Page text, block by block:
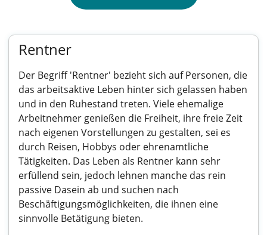
Rentner
Der Begriff 'Rentner' bezieht sich auf Personen, die
das arbeitsaktive Leben hinter sich gelassen haben
und in den Ruhestand treten. Viele ehemalige
Arbeitnehmer genießen die Freiheit, ihre freie Zeit
nach eigenen Vorstellungen zu gestalten, sei es
durch Reisen, Hobbys oder ehrenamtliche
Tätigkeiten. Das Leben als Rentner kann sehr
erfüllend sein, jedoch lehnen manche das rein
passive Dasein ab und suchen nach
Beschäftigungsmöglichkeiten, die ihnen eine
sinnvolle Betätigung bieten.